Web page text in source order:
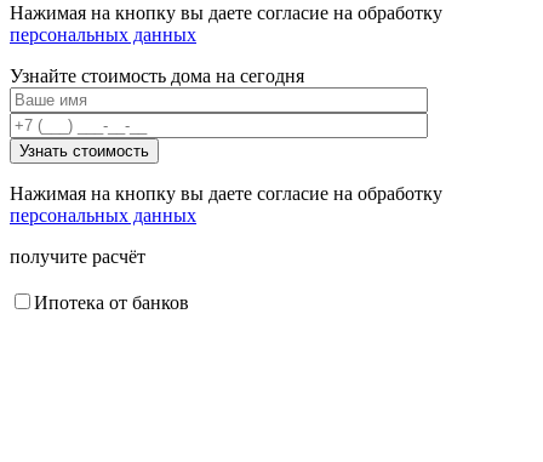
Нажимая на кнопку вы даете согласие на обработку
персональных данных
Узнайте стоимость дома на сегодня
Нажимая на кнопку вы даете согласие на обработку
персональных данных
получите расчёт
Ипотека от банков